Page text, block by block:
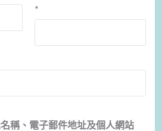
*
稱、電子郵件地址及個人網站